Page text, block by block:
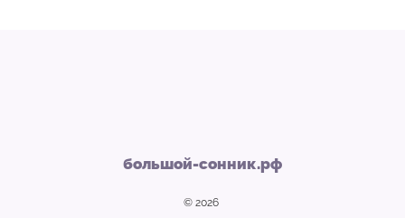
большой-сонник.рф
© 2026